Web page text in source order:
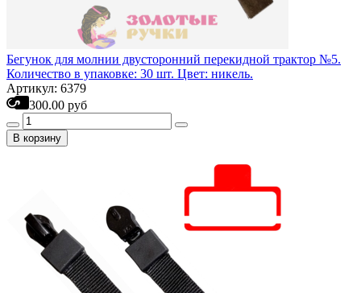
Бегунок для молнии двусторонний перекидной трактор №5.
Количество в упаковке: 30 шт. Цвет: никель.
Артикул: 6379
300.00 руб
В корзину